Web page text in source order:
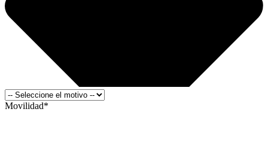
Movilidad*